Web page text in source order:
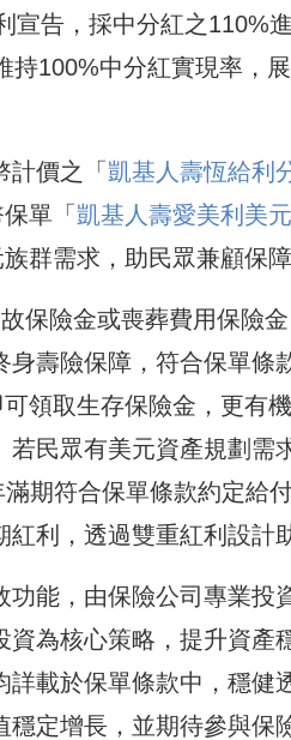
宣告，採中分紅之110%
100%中分紅實現率，
價之「 凱基人壽恆給利
單「 凱基人壽愛美利美
群需求，助民眾兼顧保障
保險金或喪葬費用保險
壽險保障，符合保單條
領取生存保險金，更有
民眾有美元資產規劃需
期符合保單條款約定給
利，透過雙重紅利設計
能，由保險公司專業投
為核心策略，提升資產
載於保單條款中，穩健
定增長，並期待參與保